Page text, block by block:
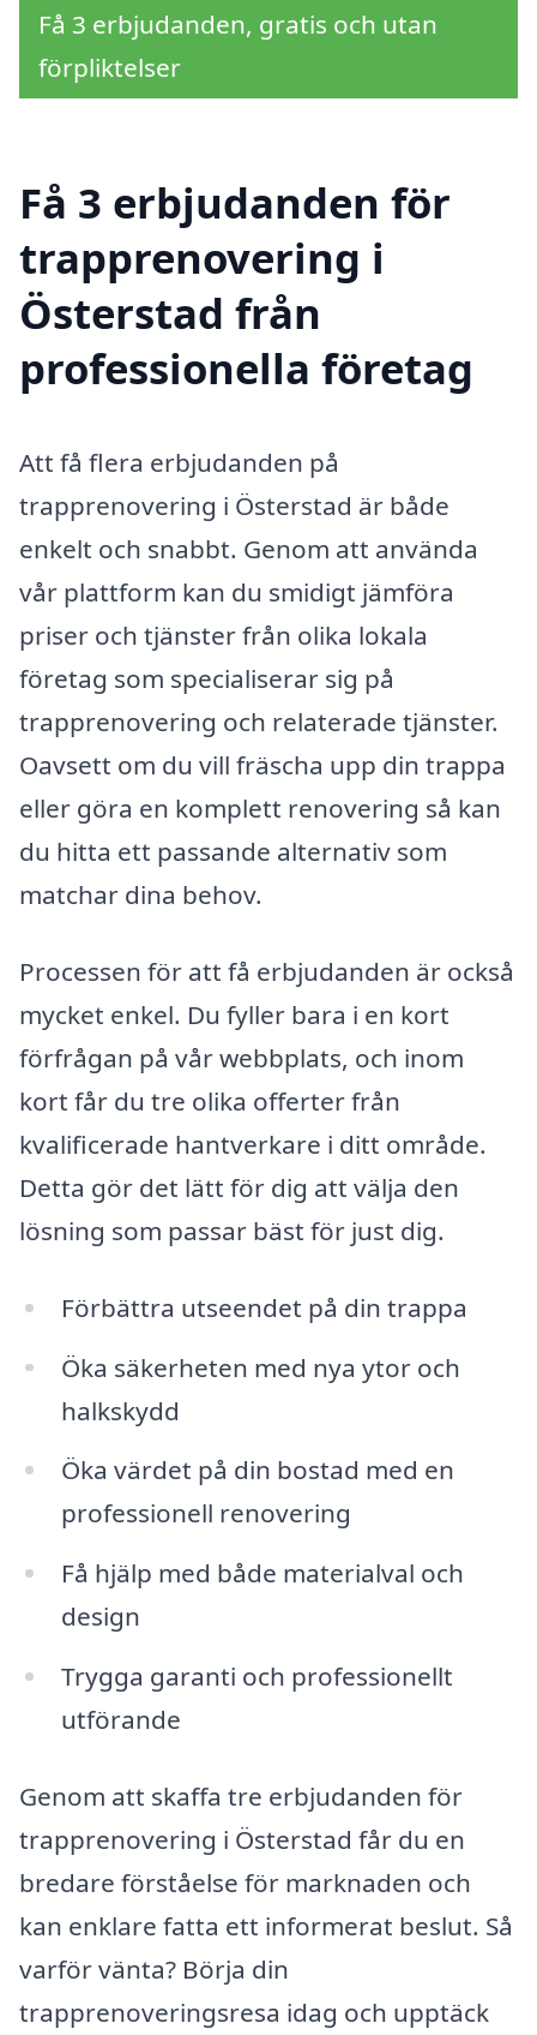
Få 3 erbjudanden, gratis och utan
förpliktelser
Få 3 erbjudanden för
trapprenovering i
Österstad från
professionella företag
Att få flera erbjudanden på
trapprenovering i Österstad är både
enkelt och snabbt. Genom att använda
vår plattform kan du smidigt jämföra
priser och tjänster från olika lokala
företag som specialiserar sig på
trapprenovering och relaterade tjänster.
Oavsett om du vill fräscha upp din trappa
eller göra en komplett renovering så kan
du hitta ett passande alternativ som
matchar dina behov.
Processen för att få erbjudanden är också
mycket enkel. Du fyller bara i en kort
förfrågan på vår webbplats, och inom
kort får du tre olika offerter från
kvalificerade hantverkare i ditt område.
Detta gör det lätt för dig att välja den
lösning som passar bäst för just dig.
Förbättra utseendet på din trappa
Öka säkerheten med nya ytor och
halkskydd
Öka värdet på din bostad med en
professionell renovering
Få hjälp med både materialval och
design
Trygga garanti och professionellt
utförande
Genom att skaffa tre erbjudanden för
trapprenovering i Österstad får du en
bredare förståelse för marknaden och
kan enklare fatta ett informerat beslut. Så
varför vänta? Börja din
trapprenoveringsresa idag och upptäck